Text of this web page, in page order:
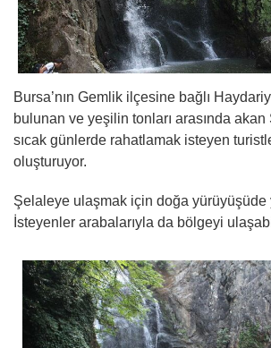
Bursa’nın Gemlik ilçesine bağlı
bulunan ve yeşilin tonları arasında akan
sıcak günlerde rahatlamak isteyen
oluşturuyor.
Şelaleye ulaşmak için doğa yürüyüşüde
İsteyenler arabalarıyla da bölgeyi